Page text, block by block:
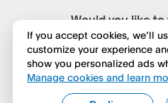
Would you like
in
No, seguir
If you accept cookies, we’ll
customize your experience
show you personalized ads
Manage cookies and learn